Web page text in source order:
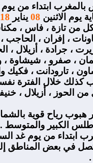
ابتداء من
يوم الاثنين 08 يناير
من تازة ، فاس ،
، إفران ، الحاجب
، جرادة ، أزيلال ،
، صفرو ، شيشاوة ،
، تارودانت ، فكيك
كذلك خلال الفترة
الحوز ، أزيلال ،
هبوب رياح قوية
الكبير
ابتداء من يوم غد
تصل في بعض المناطق